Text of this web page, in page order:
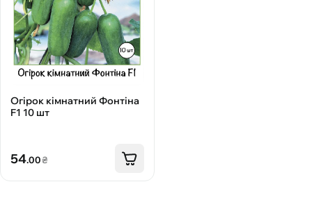
Огірок кімнатний Фонтіна
F1 10 шт
54.00₴